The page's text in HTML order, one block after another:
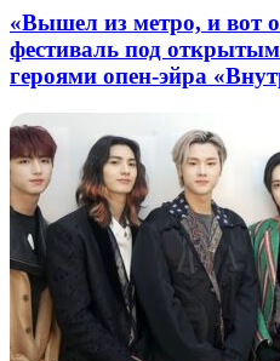
«Вышел из метро, и
фестиваль под
героями опен-эйра